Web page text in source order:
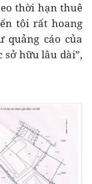
thời hạn thuê
tôi rất hoang
quảng cáo của
sở hữu lâu dài”,